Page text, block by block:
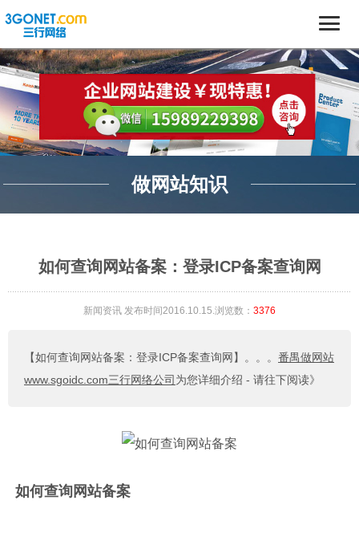
做网站知识
如何查询网站备案：登录ICP备案查询网
新闻资讯 发布时间2016.10.15.浏览数： 3376
【如何查询网站备案：登录ICP备案查询网】 。。。 番禺做网站
www.sgoidc.com三行网络公司 为您详细介绍 - 请往下阅读》
如何查询网站备案